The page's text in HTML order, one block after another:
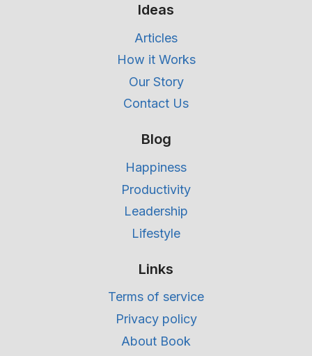
Ideas
Articles
How it Works
Our Story
Contact Us
Blog
Happiness
Productivity
Leadership
Lifestyle
Links
Terms of service
Privacy policy
About Book